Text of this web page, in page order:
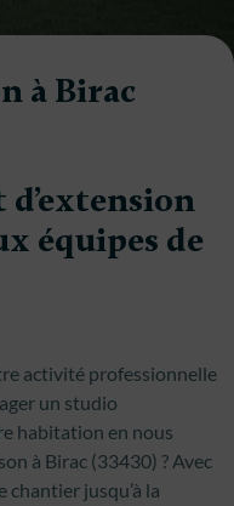
à Birac
équipes de
activité professionnelle
un studio
habitation en nous
à Birac (33430) ? Avec
jusqu’à la